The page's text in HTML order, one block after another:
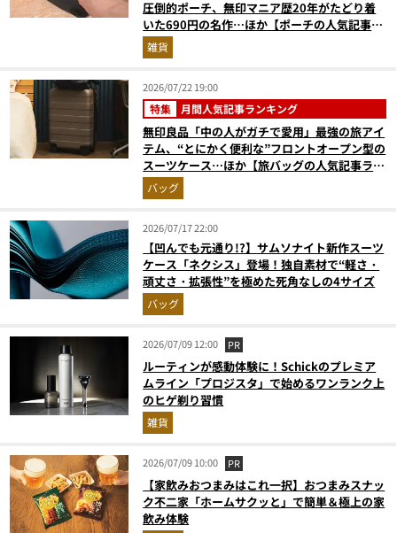
圧倒的ポーチ、無印マニア歴20年がたどり着
いた690円の名作…ほか【ポーチの人気記事ラ
ンキングベスト3】（2026年6月版）
雑貨
2026/07/22 19:00
特集 月間人気記事ランキング
無印良品「中の人がガチで愛用」最強の旅アイ
テム、“とにかく便利な”フロントオープン型の
スーツケース…ほか【旅バッグの人気記事ラン
キングベスト3】（2026年6月版）
バッグ
2026/07/17 22:00
【凹んでも元通り!?】サムソナイト新作スーツ
ケース「ネクシス」登場！独自素材で“軽さ・
頑丈さ・拡張性”を極めた死角なしの4サイズ
バッグ
2026/07/09 12:00 PR
ルーティンが感動体験に！Schickのプレミア
ムライン「プロジスタ」で始めるワンランク上
のヒゲ剃り習慣
雑貨
2026/07/09 10:00 PR
【家飲みおつまみはこれ一択】おつまみスナッ
ク不二家「ホームサクッと」で簡単＆極上の家
飲み体験